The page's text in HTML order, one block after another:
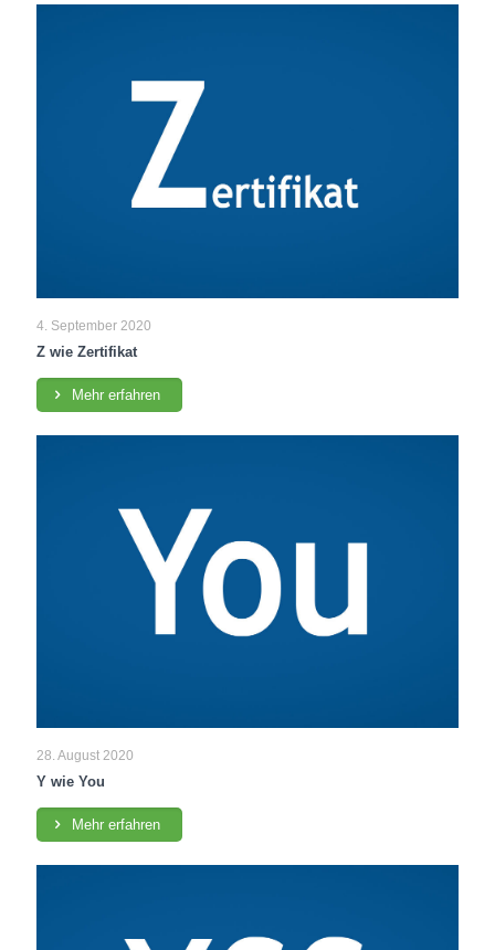
4. September 2020
Z wie Zertifikat
Mehr erfahren
28. August 2020
Y wie You
Mehr erfahren